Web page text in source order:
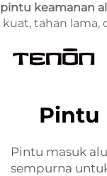
pintu keamanan
kuat, tahan lama,
Pintu
Pintu masuk
sempurna